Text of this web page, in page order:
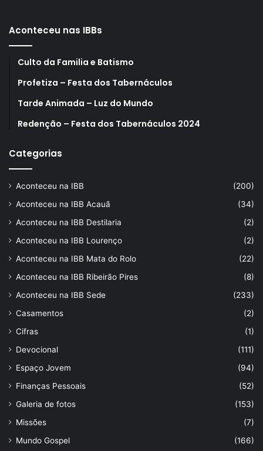
Aconteceu nas IBBs
Culto da Familia e Batismo
Profetiza – Festa dos Tabernáculos
Tarde Animada – Luz do Mundo
Redenção – Festa dos Tabernáculos 2024
Categorias
Aconteceu na IBB
(200)
Aconteceu na IBB Acauã
(34)
Aconteceu na IBB Destilaria
(2)
Aconteceu na IBB Lourenço
(2)
Aconteceu na IBB Mata do Rolo
(22)
Aconteceu na IBB Ribeirão Pires
(8)
Aconteceu na IBB Sede
(233)
Casamentos
(2)
Cifras
(1)
Devocional
(111)
Espaço Jovem
(94)
Finanças Pessoais
(52)
Galeria de fotos
(153)
Missões
(7)
Mundo Gospel
(166)